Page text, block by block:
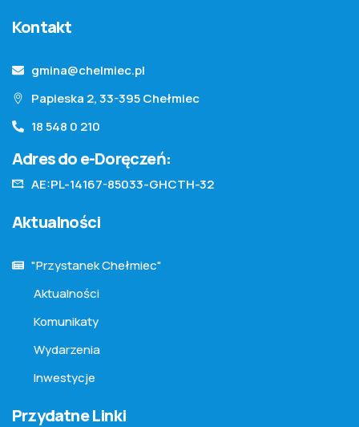
Kontakt
gmina@chelmiec.pl
Papieska 2, 33-395 Chełmiec
18 548 0 210
Adres do e-Doręczeń:
AE:PL-14167-85033-GHCTH-32
Aktualności
"Przystanek Chełmiec"
Aktualności
Komunikaty
Wydarzenia
Inwestycje
Przydatne Linki